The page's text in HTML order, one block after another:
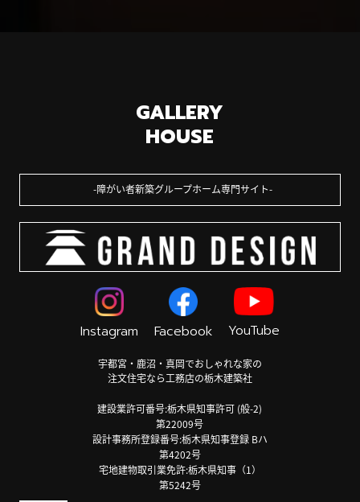
GALLERY
HOUSE
障がい者新築グループホーム専門サイト
Instagram Facebook YouTube
宇都宮・鹿沼・真岡でおしゃれな家の
注文住宅なら工務店の栃木建築社
建設業許可番号:栃木県知事許可 (般-2)
第22009号
設計事務所登録番号:栃木県知事登録 Bハ
第4202号
宅地建物取引業免許:栃木県知事（1）
第5242号